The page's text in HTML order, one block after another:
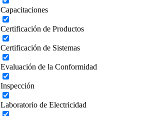
Capacitaciones
Certificación de Productos
Certificación de Sistemas
Evaluación de la Conformidad
Inspección
Laboratorio de Electricidad